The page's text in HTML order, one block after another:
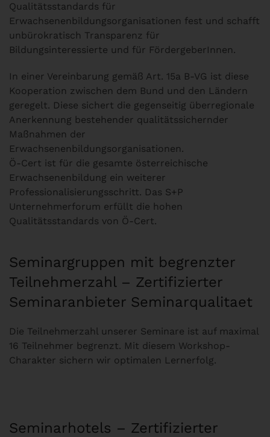
Qualitätsstandards für
Erwachsenenbildungsorganisationen fest und schafft
unbürokratisch Transparenz für
Bildungsinteressierte und für FördergeberInnen.
In einer Vereinbarung gemäß Art. 15a B-VG ist diese
Kooperation zwischen dem Bund und den Ländern
geregelt. Diese sichert die gegenseitig überregionale
Anerkennung bestehender qualitätssichernder
Maßnahmen der
Erwachsenenbildungsorganisationen.
Ö-Cert ist für die gesamte österreichische
Erwachsenenbildung ein weiterer
Professionalisierungsschritt. Das S+P
Unternehmerforum erfüllt die hohen
Qualitätsstandards von Ö-Cert.
Seminargruppen mit begrenzter
Teilnehmerzahl – Zertifizierter
Seminaranbieter Seminarqualitaet
Die Teilnehmerzahl unserer Seminare ist auf maximal
16 Teilnehmer begrenzt. Mit diesem Workshop-
Charakter sichern wir optimalen Lernerfolg.
Seminarhotels – Zertifizierter